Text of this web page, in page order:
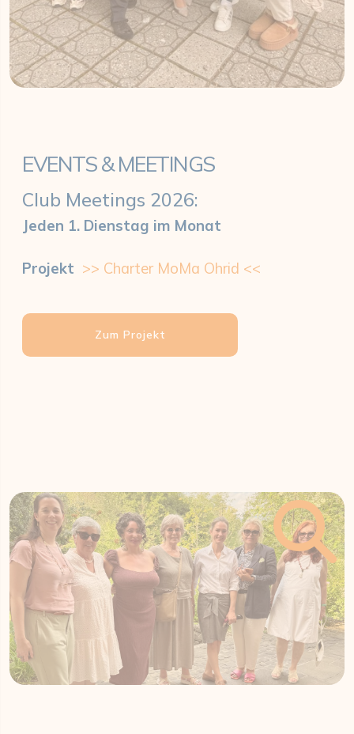
EVENTS & MEETINGS
Club Meetings 2026:
Jeden 1. Dienstag im Monat
Projekt >> Charter MoMa Ohrid <<
Zum Projekt